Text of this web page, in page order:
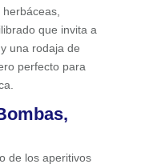
que invita a
una rodaja de
perfecto para
de los aperitivos